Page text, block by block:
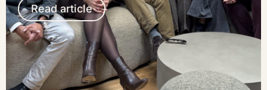
Read article